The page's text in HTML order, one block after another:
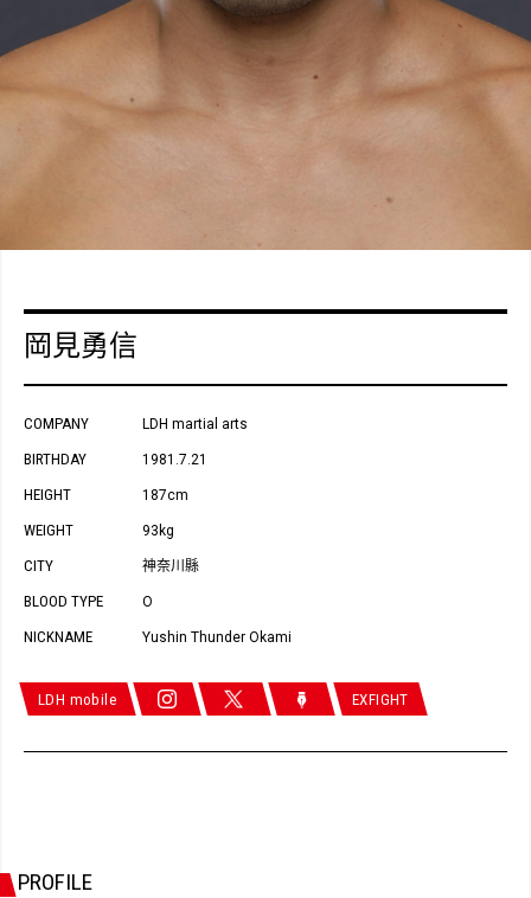
岡見勇信
COMPANY LDH martial arts
BIRTHDAY 1981.7.21
HEIGHT 187cm
WEIGHT 93kg
CITY 神奈川縣
BLOOD TYPE O
NICKNAME Yushin Thunder Okami
LDH mobile EXFIGHT
PROFILE